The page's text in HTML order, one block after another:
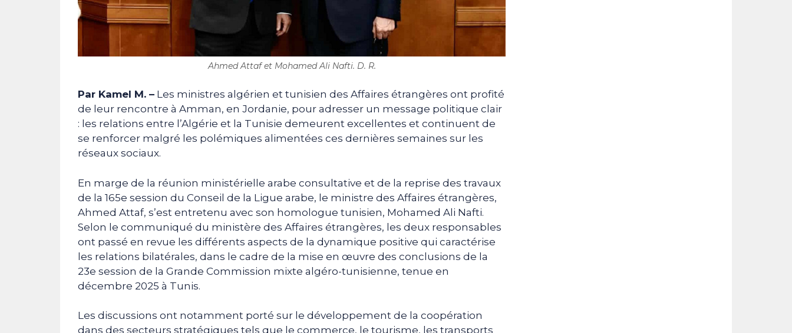
Ahmed Attaf et Mohamed Ali Nafti. D. R.
Par Kamel M. – Les ministres algérien et tunisien des Affaires étrangères ont profité
de leur rencontre à Amman, en Jordanie, pour adresser un message politique clair
: les relations entre l’Algérie et la Tunisie demeurent excellentes et continuent de
se renforcer malgré les polémiques alimentées ces dernières semaines sur les
réseaux sociaux.
En marge de la réunion ministérielle arabe consultative et de la reprise des travaux
de la 165e session du Conseil de la Ligue arabe, le ministre des Affaires étrangères,
Ahmed Attaf, s’est entretenu avec son homologue tunisien, Mohamed Ali Nafti.
Selon le communiqué du ministère des Affaires étrangères, les deux responsables
ont passé en revue les différents aspects de la dynamique positive qui caractérise
les relations bilatérales, dans le cadre de la mise en œuvre des conclusions de la
23e session de la Grande Commission mixte algéro-tunisienne, tenue en
décembre 2025 à Tunis.
Les discussions ont notamment porté sur le développement de la coopération
dans des secteurs stratégiques tels que le commerce, le tourisme, les transports